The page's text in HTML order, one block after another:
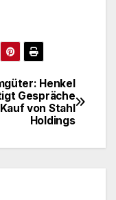
Henkel
Gespräche
von Stahl
Holdings